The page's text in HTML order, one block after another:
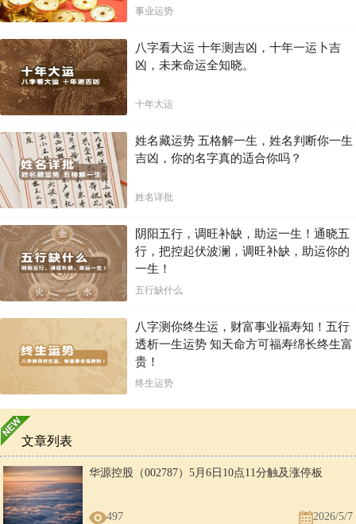
局！！
事业运势
八字看大运 十年测吉凶，十年一运卜吉
凶，未来命运全知晓。
十年大运
姓名藏运势 五格解一生，姓名判断你一生
吉凶，你的名字真的适合你吗？
姓名详批
阴阳五行，调旺补缺，助运一生！通晓五
行，把控起伏波澜，调旺补缺，助运你的
一生！
五行缺什么
八字测你终生运，财富事业福寿知！五行
透析一生运势 知天命方可福寿绵长终生富
贵！
终生运势
文章列表
华源控股（002787）5月6日10点11分触及涨停板
497 2026/5/7